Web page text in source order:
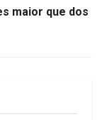
maior que dos